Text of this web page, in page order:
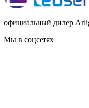
официальный дилер
Мы в соцсетях